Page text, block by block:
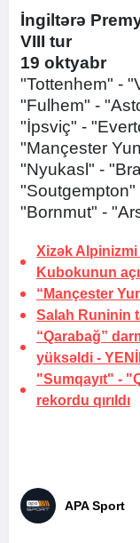
İngiltərə
VIII tur
19 oktyabr
"Tottenhem" -
​"Fulhem" -
"İpsviç" -
"Mançester
"Nyukasl" -
​"Soutgempton"
"Bornmut" -
Xizək
Kubokunun
“Mançester
Salah Runinin
“Qarabağ”
yüksəldi -
"Sumqayıt" -
rekordu qırıldı
APA Sport